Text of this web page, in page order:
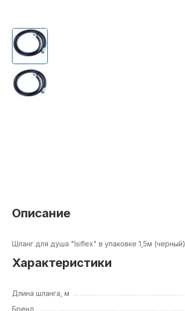
Описание
Шланг для душа "Isiflex" в упаковке 1,5м (черный)
Характеристики
Длина шланга, м
Бренд